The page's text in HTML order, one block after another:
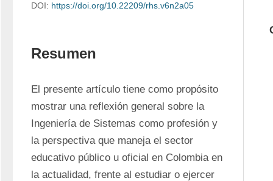
DOI: https://doi.org/10.22209/rhs.v6n2a05
Resumen
El presente artículo tiene como propósito
mostrar una reflexión general sobre la
Ingeniería de Sistemas como profesión y
la perspectiva que maneja el sector
educativo público u oficial en Colombia en
la actualidad, frente al estudiar o ejercer